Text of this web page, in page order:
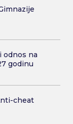
odnos na
godinu
cheat